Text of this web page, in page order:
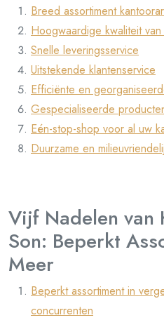
Breed assortiment
Hoogwaardige kwaliteit
Snelle leveringsservice
Uitstekende klantenservice
Efficiënte en
Gespecialiseerde
Eén-stop-shop voor al uw
Duurzame en
Vijf Nadelen van
Son: Beperkt
Meer
Beperkt assortiment in
concurrenten